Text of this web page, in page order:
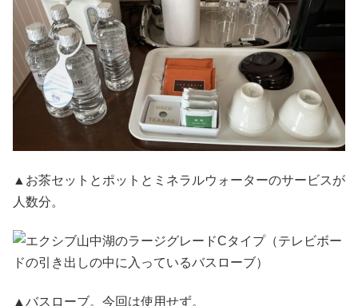
▲お茶セットとポットとミネラルウォーターのサービスが
人数分。
▲バスローブ。今回は使用せず。